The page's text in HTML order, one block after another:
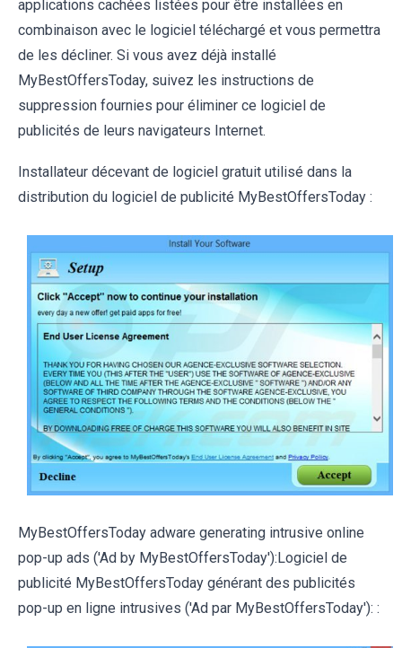
applications cachées listées pour être installées en
combinaison avec le logiciel téléchargé et vous permettra
de les décliner. Si vous avez déjà installé
MyBestOffersToday, suivez les instructions de
suppression fournies pour éliminer ce logiciel de
publicités de leurs navigateurs Internet.
Installateur décevant de logiciel gratuit utilisé dans la
distribution du logiciel de publicité MyBestOffersToday :
MyBestOffersToday adware generating intrusive online
pop-up ads ('Ad by MyBestOffersToday'):Logiciel de
publicité MyBestOffersToday générant des publicités
pop-up en ligne intrusives ('Ad par MyBestOffersToday'): :